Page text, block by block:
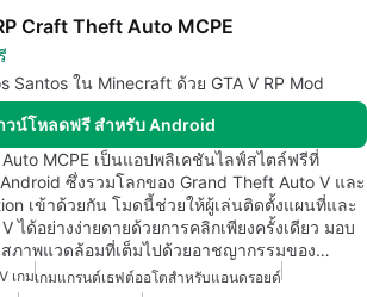
Craft Theft Auto MCPE
Santos ใน Minecraft ด้วย GTA V RP Mod
วน์โหลดฟรี สำหรับ Android
Auto MCPE เป็นแอปพลิเคชันไลฟ์สไตล์ฟรีที่
ซึ่งรวมโลกของ Grand Theft Auto V และ
เข้าด้วยกัน โมดนี้ช่วยให้ผู้เล่นติดตั้งแผนที่และ
ได้อย่างง่ายดายด้วยการคลิกเพียงครั้งเดียว มอบ
ภาพแวดล้อมที่เต็มไปด้วยอาชญากรรมของ…
เกมเกมแกรนด์เธฟต์ออโตสำหรับแอนดรอยด์